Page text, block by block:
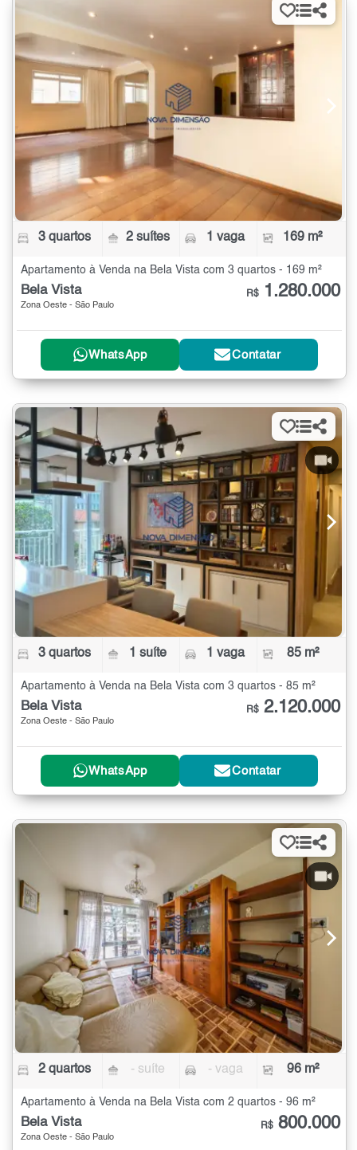
3 quartos 2 suítes 1 vaga 169 m²
Apartamento à Venda na Bela Vista com 3 quartos - 169 m²
Bela Vista
Zona Oeste - São Paulo
R$ 1.280.000
WhatsApp Contatar
3 quartos 1 suíte 1 vaga 85 m²
Apartamento à Venda na Bela Vista com 3 quartos - 85 m²
Bela Vista
Zona Oeste - São Paulo
R$ 2.120.000
WhatsApp Contatar
2 quartos - suíte - vaga 96 m²
Apartamento à Venda na Bela Vista com 2 quartos - 96 m²
Bela Vista
Zona Oeste - São Paulo
R$ 800.000